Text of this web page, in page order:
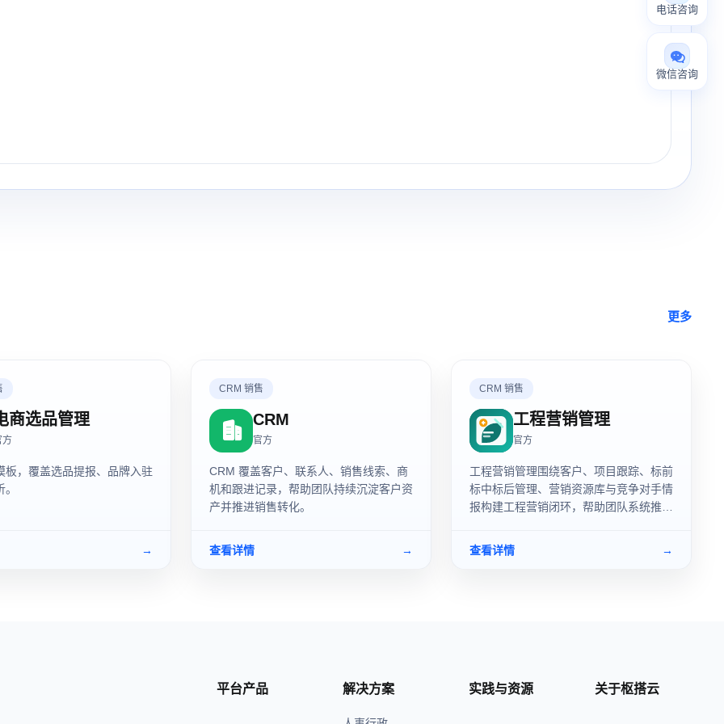
更多
商选品管理
方
板，覆盖选品提报、品牌入驻
→
CRM 销售
CRM
官方
CRM 覆盖客户、联系人、销售线索、商
机和跟进记录，帮助团队持续沉淀客户资
产并推进销售转化。
查看详情 →
CRM 销售
工程营销管理
官方
工程营销管理围绕客户、项目跟踪、标前
标中标后管理、营销资源库与竞争对手情
报构建工程营销闭环，帮助团队系统推进
析。
查看详情 →
电话咨询
微信咨询
平台产品 解决方案 实践与资源 关于枢搭云